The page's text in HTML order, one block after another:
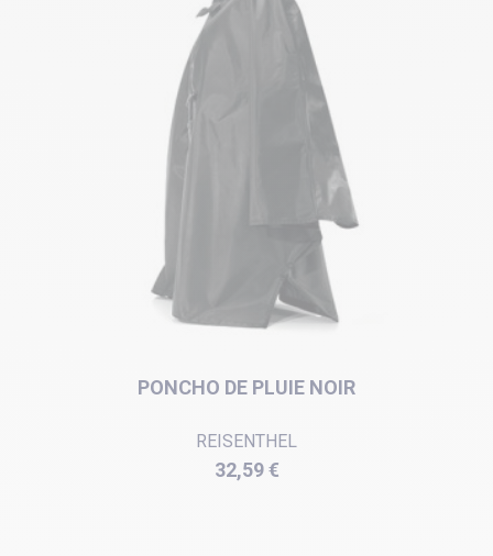
PONCHO DE PLUIE NOIR
REISENTHEL
Prix
32,59 €